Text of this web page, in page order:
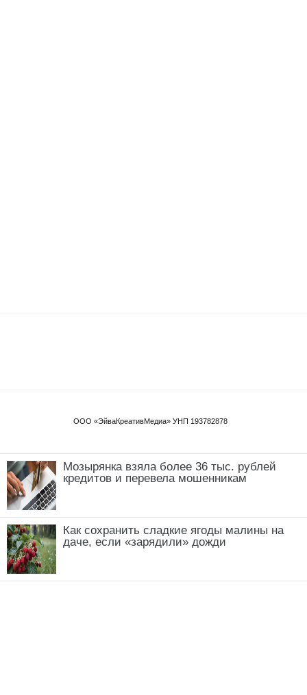
Мозырянка взяла более 36 тыс. рублей
кредитов и перевела мошенникам
Как сохранить сладкие ягоды малины на
даче, если «зарядили» дожди